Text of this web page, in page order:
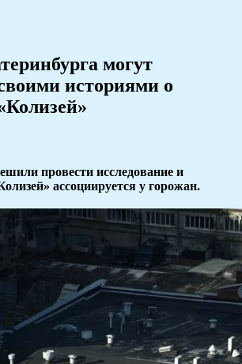
могут
историями о
провести исследование и
ассоциируется у горожан.